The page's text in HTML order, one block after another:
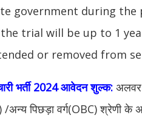
government during
trial will be up to 1
or removed from
भर्ती 2024 आवेदन शुल्क: अलवर
/अन्य पिछड़ा वर्ग(OBC) श्रेणी